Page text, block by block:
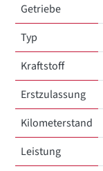
Getriebe
Typ
Kraftstoff
Erstzulassung
Kilometerstand
Leistung